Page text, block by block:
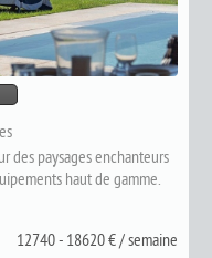
paysages enchanteurs
haut de gamme.
12740 - 18620 € / semaine